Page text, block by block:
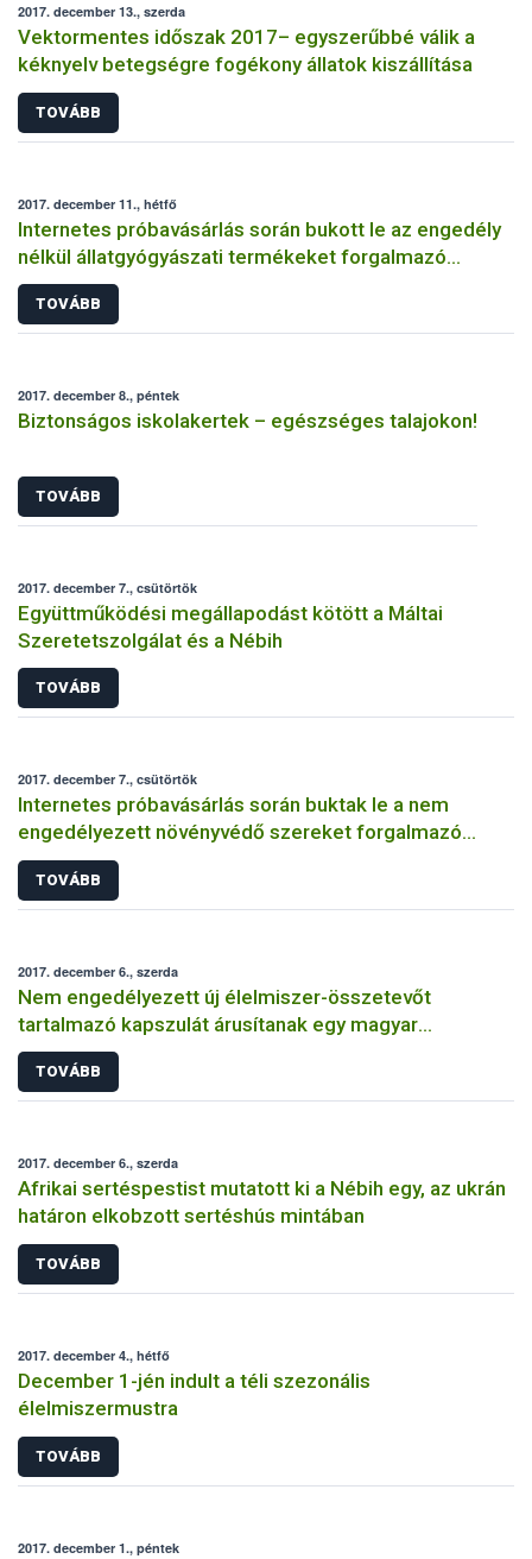
2017. december 13., szerda
Vektormentes időszak 2017– egyszerűbbé válik a
kéknyelv betegségre fogékony állatok kiszállítása
TOVÁBB
2017. december 11., hétfő
Internetes próbavásárlás során bukott le az engedély
nélkül állatgyógyászati termékeket forgalmazó
magánszemély
TOVÁBB
2017. december 8., péntek
Biztonságos iskolakertek – egészséges talajokon!
TOVÁBB
2017. december 7., csütörtök
Együttműködési megállapodást kötött a Máltai
Szeretetszolgálat és a Nébih
TOVÁBB
2017. december 7., csütörtök
Internetes próbavásárlás során buktak le a nem
engedélyezett növényvédő szereket forgalmazó
magánszemélyek
TOVÁBB
2017. december 6., szerda
Nem engedélyezett új élelmiszer-összetevőt
tartalmazó kapszulát árusítanak egy magyar
webáruházban
TOVÁBB
2017. december 6., szerda
Afrikai sertéspestist mutatott ki a Nébih egy, az ukrán
határon elkobzott sertéshús mintában
TOVÁBB
2017. december 4., hétfő
December 1-jén indult a téli szezonális
élelmiszermustra
TOVÁBB
2017. december 1., péntek